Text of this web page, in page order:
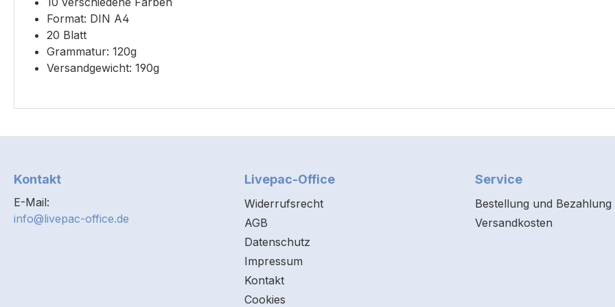
Format: DIN A4
20 Blatt
Grammatur: 120g
Versandgewicht: 190g
Kontakt
E-Mail:
info@livepac-office.de
Livepac-Office
Widerrufsrecht
AGB
Datenschutz
Impressum
Kontakt
Cookies
Service
Bestellung und Bezahlung
Versandkosten